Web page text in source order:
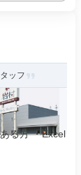
ッフ
る方 ・Excel